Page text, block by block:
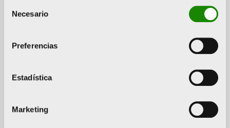
Necesario
Preferencias
Estadística
Marketing